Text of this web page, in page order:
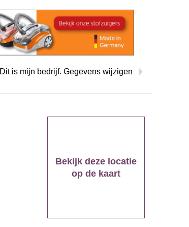
Dit is mijn bedrijf. Gegevens wijzigen
Bekijk deze locatie
op de kaart